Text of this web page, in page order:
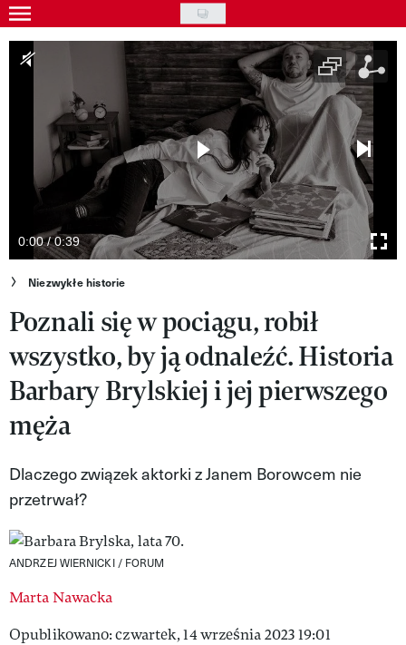
Skip
to
main
Gwiazdy
Styl życia
Kultura
Wideo
Nasze akcje
VIVA!ART
VIVA!MODA
VIVA!LIFESTYLE
VIVA!MAN
VIVA!PEOPLE POWER
VIVA!ITAKA
0:00 / 0:39
Niezwykłe historie
Poznali się w pociągu, robił
wszystko, by ją odnaleźć. Historia
Barbary Brylskiej i jej pierwszego
męża
Dlaczego związek aktorki z Janem Borowcem nie
przetrwał?
ANDRZEJ WIERNICKI / FORUM
Marta Nawacka
Opublikowano: czwartek, 14 września 2023 19:01